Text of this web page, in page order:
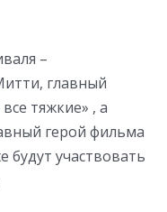
–
главный
тяжкие» , а
герой фильма
будут участвовать